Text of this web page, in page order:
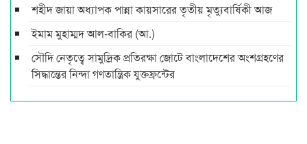
শহীদ জায়া অধ্যাপক পান্না কায়সারের তৃতীয় মৃত্যুবার্ষিকী আজ
ইমাম মুহাম্মদ আল-বাকির (আ.)
সৌদি নেতৃত্বে সামুদ্রিক প্রতিরক্ষা জোটে বাংলাদেশের অংশগ্রহণের
সিদ্ধান্তের নিন্দা গণতান্ত্রিক যুক্তফ্রন্টের